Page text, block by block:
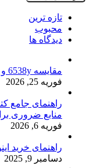
تازه ترین
محبوب
دیدگاه ها
مقایسه 6538y و intel xeon platinum 8470q oem
فوریه 25, 2026
راهنمای جامع
منابع ضروری
فوریه 6, 2026
راهنمای خرید
دسامبر 9, 2025